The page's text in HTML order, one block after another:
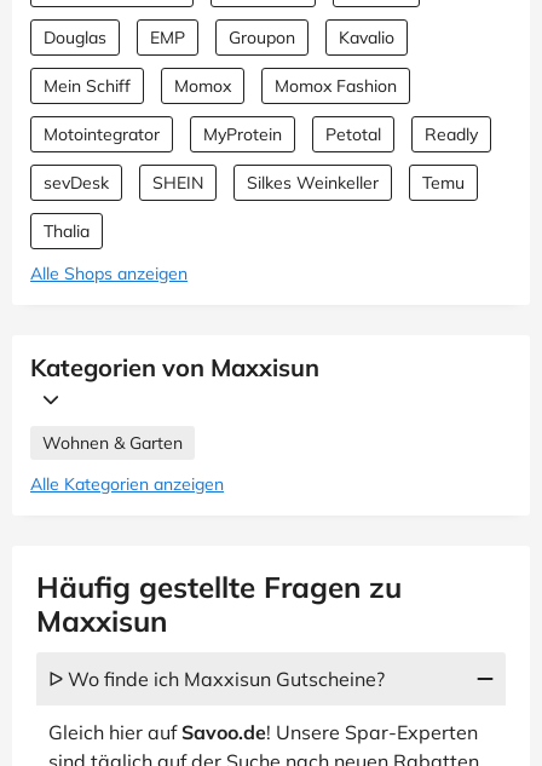
Douglas EMP Groupon Kavalio
Mein Schiff Momox Momox Fashion
Motointegrator MyProtein Petotal Readly
sevDesk SHEIN Silkes Weinkeller Temu
Thalia
Alle Shops anzeigen
Kategorien von Maxxisun
Wohnen & Garten
Alle Kategorien anzeigen
Häufig gestellte Fragen zu
Maxxisun
ᐅ Wo finde ich Maxxisun Gutscheine?
Gleich hier aufSavoo.de! Unsere Spar-Experten
sind täglich auf der Suche nach neuen Rabatten